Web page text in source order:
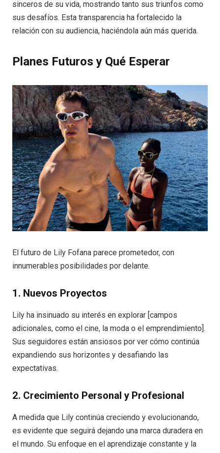
sinceros de su vida, mostrando tanto sus triunfos como
sus desafíos. Esta transparencia ha fortalecido la
relación con su audiencia, haciéndola aún más querida.
Planes Futuros y Qué Esperar
El futuro de Lily Fofana parece prometedor, con
innumerables posibilidades por delante.
1. Nuevos Proyectos
Lily ha insinuado su interés en explorar [campos
adicionales, como el cine, la moda o el emprendimiento].
Sus seguidores están ansiosos por ver cómo continúa
expandiendo sus horizontes y desafiando las
expectativas.
2. Crecimiento Personal y Profesional
A medida que Lily continúa creciendo y evolucionando,
es evidente que seguirá dejando una marca duradera en
el mundo. Su enfoque en el aprendizaje constante y la